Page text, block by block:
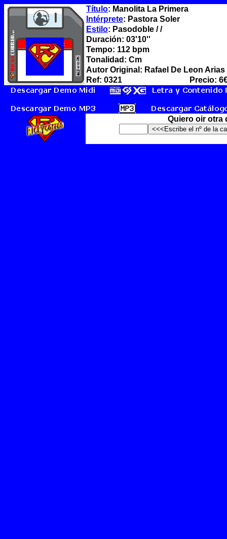
Título: Manolita La Primera
Intérprete: Pastora Soler
Estilo: Pasodoble / /
Duración: 03'10''
Tempo: 112 bpm
Tonalidad: Cm
Autor Original: Rafael De Leon Arias
Ref: 0321
Precio:
Quiero oir otra